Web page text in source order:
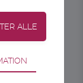
”meget nær